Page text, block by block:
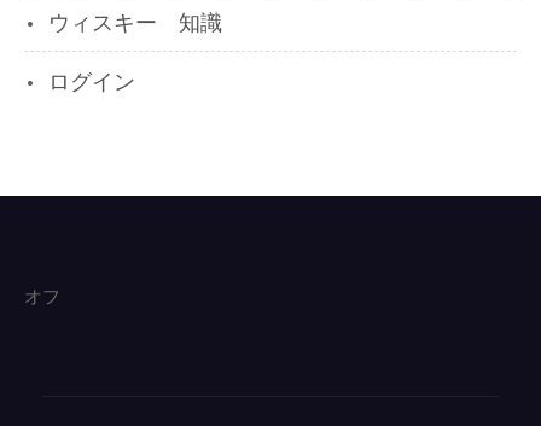
ウィスキー 知識
ログイン
オフ